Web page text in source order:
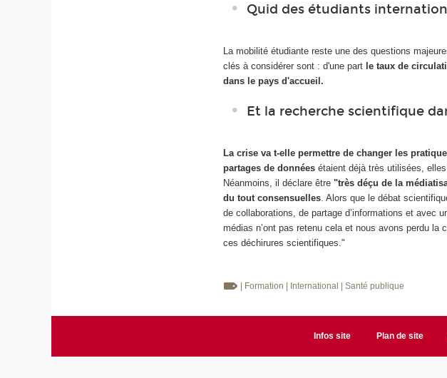
Quid des étudiants
La mobilité étudiante reste une des questions
clés à considérer sont : d'une part le taux de
dans le pays d'accueil.
Et la recherche scientifique
La crise va t-elle permettre de changer les
partages de données étaient déjà très utilisées,
Néanmoins, il déclare être"très déçu de la
du tout consensuelles . Alors que le débat
de collaborations, de partage d’informations et avec
médias n’ont pas retenu cela et nous avons perdu la
ces déchirures scientifiques."
| Formation | International | Santé publique
Infos site Plan de site